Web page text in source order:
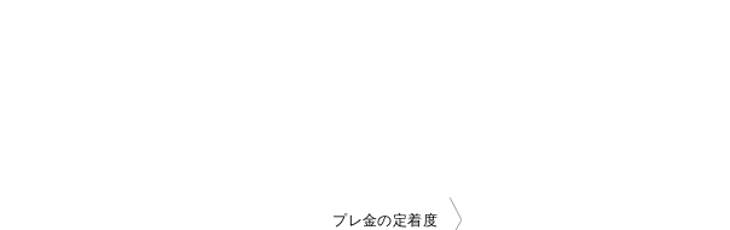
プレ金の定着度